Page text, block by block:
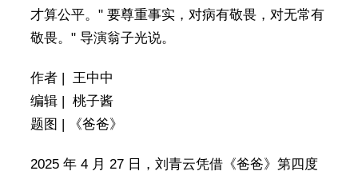
才算公平。" 要尊重事实，对病有敬畏，对无常有
敬畏。" 导演翁子光说。
作者 | 王中中
编辑 | 桃子酱
题图 | 《爸爸》
2025 年 4 月 27 日，刘青云凭借《爸爸》第四度